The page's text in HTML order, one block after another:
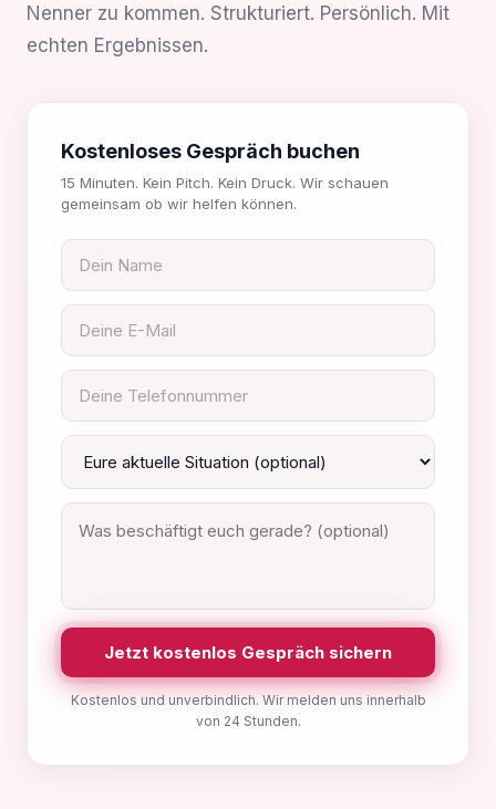
Nenner zu kommen. Strukturiert. Persönlich. Mit
echten Ergebnissen.
Kostenloses Gespräch buchen
15 Minuten. Kein Pitch. Kein Druck. Wir schauen
gemeinsam ob wir helfen können.
Jetzt kostenlos Gespräch sichern
Kostenlos und unverbindlich. Wir melden uns innerhalb
von 24 Stunden.